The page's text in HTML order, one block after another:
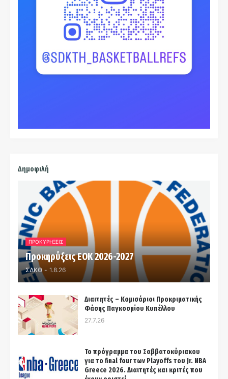
Δημοφιλή
ΠΡΟΚΥΡΗΞΕΙΣ
Προκηρύξεις ΕΟΚ 2026-2027
ΣΔΚΘ - 1.8.26
Διαιτητές – Κομισάριοι Προκριματικής
Φάσης Παγκοσμίου Κυπέλλου
27.7.26
Το πρόγραμμα του Σαββατοκύριακου
για το final four των Playoffs του Jr. NBA
Greece 2026. Διαιτητές και κριτές που